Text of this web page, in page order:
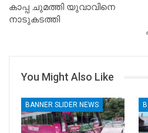
കാപ്പ ചുമത്തി യുവാവിനെ
നാടുകടത്തി
You Might Also Like
BANNER SLIDER NEWS